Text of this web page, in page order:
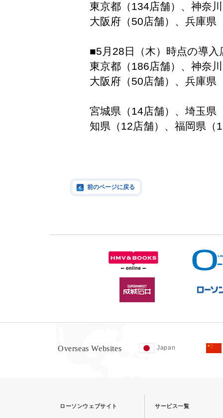
東京都（134店舗）、神奈
大阪府（50店舗）、兵庫県
■5月28日（木）時点の導入
東京都（186店舗）、神奈
大阪府（50店舗）、兵庫県
宮城県（14店舗）、埼玉県
知県（12店舗）、福岡県（
前のページに戻る
Overseas Websites Japan
ローソンウェブサイト サービス一覧